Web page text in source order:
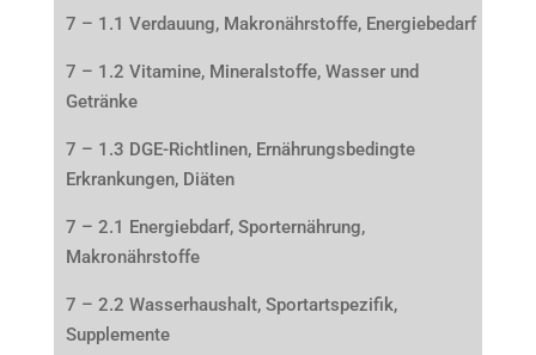
7 – 1.1 Verdauung, Makronährstoffe, Energiebedarf
7 – 1.2 Vitamine, Mineralstoffe, Wasser und
Getränke
7 – 1.3 DGE-Richtlinen, Ernährungsbedingte
Erkrankungen, Diäten
7 – 2.1 Energiebdarf, Sporternährung,
Makronährstoffe
7 – 2.2 Wasserhaushalt, Sportartspezifik,
Supplemente